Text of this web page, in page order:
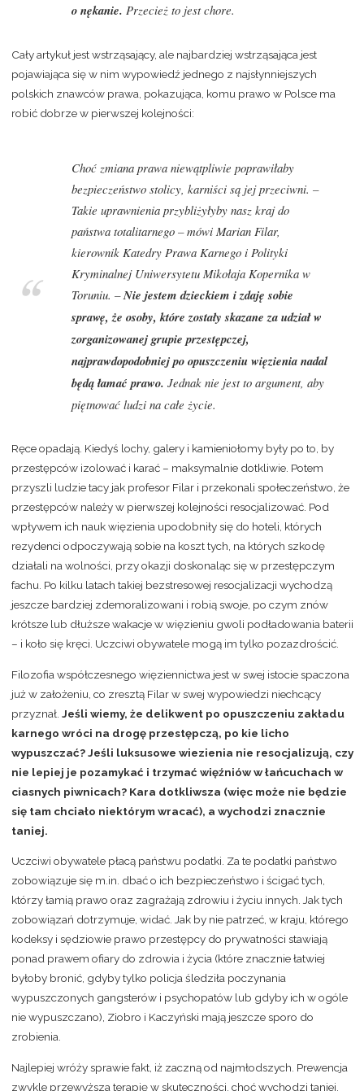
o nękanie. Przecież to jest chore.
Cały artykuł jest wstrząsający, ale najbardziej wstrząsająca jest
pojawiająca się w nim wypowiedź jednego z najsłynniejszych
polskich znawców prawa, pokazująca, komu prawo w Polsce ma
robić dobrze w pierwszej kolejności:
Choć zmiana prawa niewątpliwie poprawiłaby
bezpieczeństwo stolicy, karniści są jej przeciwni. –
Takie uprawnienia przybliżyłyby nasz kraj do
państwa totalitarnego – mówi Marian Filar,
kierownik Katedry Prawa Karnego i Polityki
Kryminalnej Uniwersytetu Mikołaja Kopernika w
Toruniu. –Nie jestem dzieckiem i zdaję sobie
sprawę, że osoby, które zostały skazane za udział w
zorganizowanej grupie przestępczej,
najprawdopodobniej po opuszczeniu więzienia nadal
będą łamać prawo. Jednak nie jest to argument, aby
piętnować ludzi na całe życie.
Ręce opadają. Kiedyś lochy, galery i kamieniołomy były po to, by
przestępców izolować i karać – maksymalnie dotkliwie. Potem
przyszli ludzie tacy jak profesor Filar i przekonali społeczeństwo, że
przestępców należy w pierwszej kolejności resocjalizować. Pod
wpływem ich nauk więzienia upodobniły się do hoteli, których
rezydenci odpoczywają sobie na koszt tych, na których szkodę
działali na wolności, przy okazji doskonaląc się w przestępczym
fachu. Po kilku latach takiej bezstresowej resocjalizacji wychodzą
jeszcze bardziej zdemoralizowani i robią swoje, po czym znów
krótsze lub dłuższe wakacje w więzieniu gwoli podładowania baterii
– i koło się kręci. Uczciwi obywatele mogą im tylko pozazdrościć.
Filozofia współczesnego więziennictwa jest w swej istocie spaczona
już w założeniu, co zresztą Filar w swej wypowiedzi niechcący
przyznał. Jeśli wiemy, że delikwent po opuszczeniu zakładu
karnego wróci na drogę przestępczą, po kie licho
wypuszczać? Jeśli luksusowe wiezienia nie resocjalizują, czy
nie lepiej je pozamykać i trzymać więźniów w łańcuchach w
ciasnych piwnicach? Kara dotkliwsza (więc może nie będzie
się tam chciało niektórym wracać), a wychodzi znacznie
taniej.
Uczciwi obywatele płacą państwu podatki. Za te podatki państwo
zobowiązuje się m.in. dbać o ich bezpieczeństwo i ścigać tych,
którzy łamią prawo oraz zagrażają zdrowiu i życiu innych. Jak tych
zobowiązań dotrzymuje, widać. Jak by nie patrzeć, w kraju, którego
kodeksy i sędziowie prawo przestępcy do prywatności stawiają
ponad prawem ofiary do zdrowia i życia (które znacznie łatwiej
byłoby bronić, gdyby tylko policja śledziła poczynania
wypuszczonych gangsterów i psychopatów lub gdyby ich w ogóle
nie wypuszczano), Ziobro i Kaczyński mają jeszcze sporo do
zrobienia.
Najlepiej wróży sprawie fakt, iż zaczną od najmłodszych. Prewencja
zwykle przewyższa terapię w skuteczności, choć wychodzi taniej.